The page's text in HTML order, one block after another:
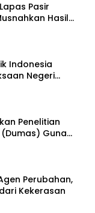
Pasir
Hasil
Indonesia
Negeri
Alvin Lim ke
Penelitian
Guna
Personil Polri
Perubahan,
Kekerasan